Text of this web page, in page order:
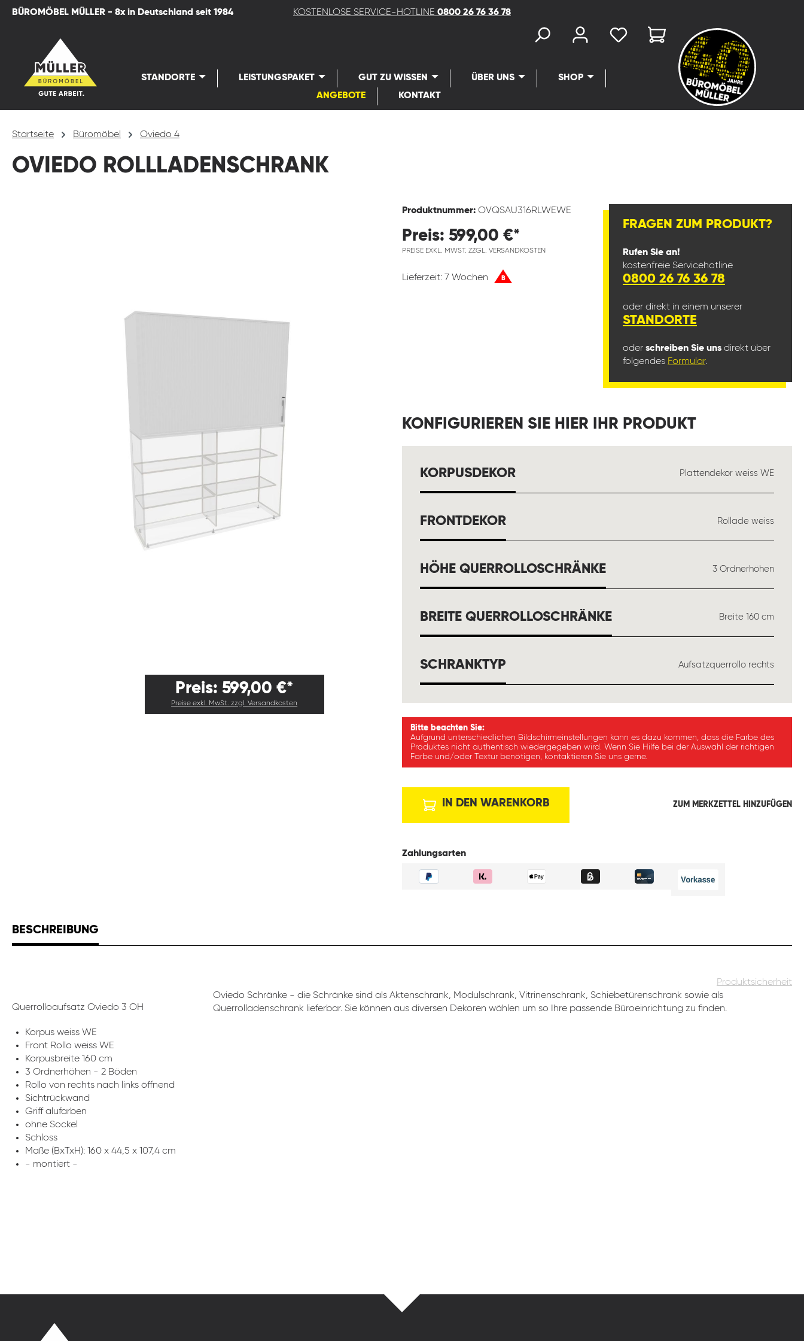
Zur Hauptnavigation springen
BÜROMÖBEL MÜLLER - 8x in Deutschland seit 1984 KOSTENLOSE SERVICE-HOTLINE 0800 26 76 36 78
STANDORTE LEISTUNGSPAKET GUT ZU WISSEN ÜBER UNS
SHOP
ANGEBOTE
KONTAKT
Startseite Büromöbel Oviedo 4
OVIEDO ROLLLADENSCHRANK
Preis: 599,00 €*
Preise exkl. MwSt. zzgl. Versandkosten
Produktnummer: OVQSAU316RLWEWE
Preis: 599,00 €*
PREISE EXKL. MWST. ZZGL. VERSANDKOSTEN
Lieferzeit: 7 Wochen B
FRAGEN ZUM PRODUKT?
Rufen Sie an!
kostenfreie Servicehotline
0800 26 76 36 78
oder direkt in einem unserer
STANDORTE
oder schreiben Sie uns direkt über
folgendes Formular.
KONFIGURIEREN SIE HIER IHR PRODUKT
KORPUSDEKORAUSWÄHLEN Plattendekor weiss WE
FRONTDEKORAUSWÄHLEN Rollade weiss
HÖHE QUERROLLOSCHRÄNKEAUSWÄHLEN 3 Ordnerhöhen
BREITE QUERROLLOSCHRÄNKEAUSWÄHLEN Breite 160 cm
SCHRANKTYP Aufsatzquerrollo rechts
Bitte beachten Sie:
Aufgrund unterschiedlichen Bildschirmeinstellungen kann es dazu kommen, dass die Farbe des
Produktes nicht authentisch wiedergegeben wird. Wenn Sie Hilfe bei der Auswahl der richtigen
Farbe und/oder Textur benötigen, kontaktieren Sie uns gerne.
IN DEN WARENKORB ZUM MERKZETTEL HINZUFÜGEN
Zahlungsarten
BESCHREIBUNG
Produktsicherheit
Querrolloaufsatz Oviedo 3 OH
Korpus weiss WE
Front Rollo weiss WE
Korpusbreite 160 cm
3 Ordnerhöhen - 2 Böden
Rollo von rechts nach links öffnend
Sichtrückwand
Griff alufarben
ohne Sockel
Schloss
Maße (BxTxH): 160 x 44,5 x 107,4 cm
- montiert -
Oviedo Schränke - die Schränke sind als Aktenschrank, Modulschrank, Vitrinenschrank, Schiebetürenschrank sowie als
Querrolladenschrank lieferbar. Sie können aus diversen Dekoren wählen um so Ihre passende Büroeinrichtung zu finden.